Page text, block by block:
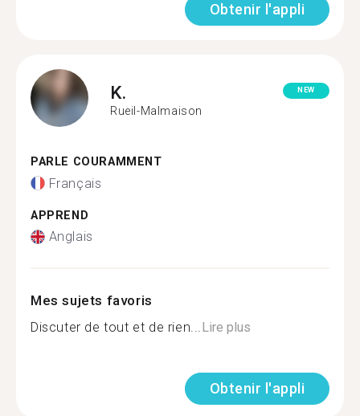
Obtenir l'appli
K.
Rueil-Malmaison
NEW
PARLE COURAMMENT
Français
APPREND
Anglais
Mes sujets favoris
Discuter de tout et de rien...Lire plus
Obtenir l'appli